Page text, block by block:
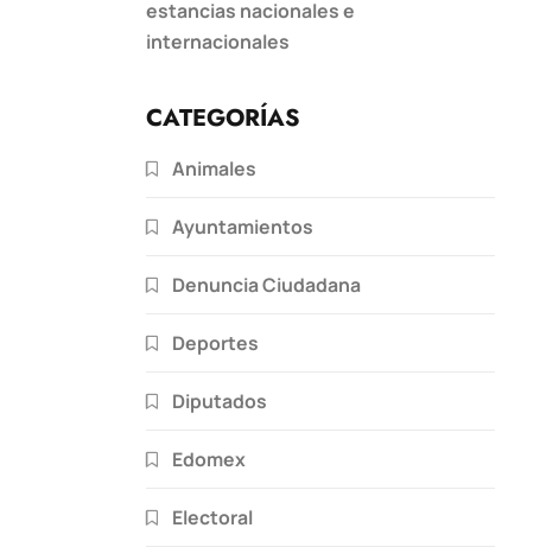
estancias nacionales e
internacionales
CATEGORÍAS
Animales
Ayuntamientos
Denuncia Ciudadana
Deportes
Diputados
Edomex
Electoral